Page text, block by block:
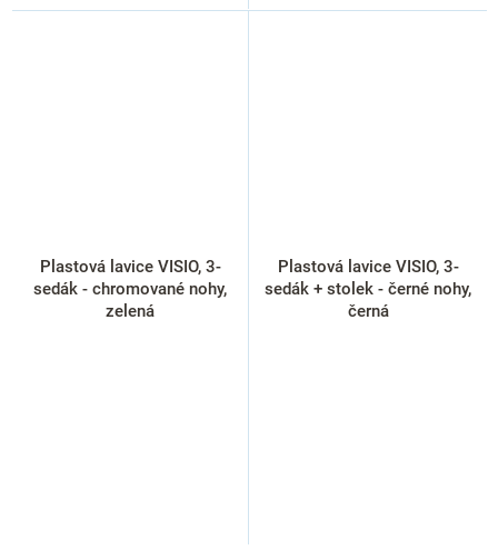
Plastová lavice VISIO, 3-
sedák - chromované nohy,
zelená
Plastová lavice VISIO, 3-
sedák + stolek - černé nohy,
černá